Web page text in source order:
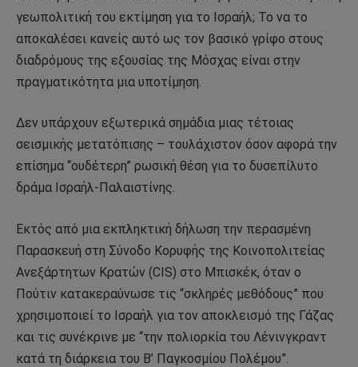
γεωπολιτική του εκτίμηση για το Ισραήλ; Το να το
αποκαλέσει κανείς αυτό ως τον βασικό γρίφο στους
διαδρόμους της εξουσίας της Μόσχας είναι στην
πραγματικότητα μια υποτίμηση.
Δεν υπάρχουν εξωτερικά σημάδια μιας τέτοιας
σεισμικής μετατόπισης – τουλάχιστον όσον αφορά την
επίσημα “ουδέτερη” ρωσική θέση για το δυσεπίλυτο
δράμα Ισραήλ-Παλαιστίνης.
Εκτός από μια εκπληκτική δήλωση την περασμένη
Παρασκευή στη Σύνοδο Κορυφής της Κοινοπολιτείας
Ανεξάρτητων Κρατών (CIS) στο Μπισκέκ, όταν ο
Πούτιν κατακεραύνωσε τις “σκληρές μεθόδους” που
χρησιμοποιεί το Ισραήλ για τον αποκλεισμό της Γάζας
και τις συνέκρινε με “την πολιορκία του Λένινγκραντ
κατά τη διάρκεια του Β’ Παγκοσμίου Πολέμου”.